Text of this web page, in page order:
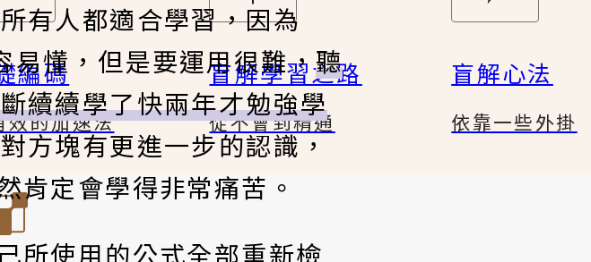
編碼
效的加速法
盲解學習之路
從不會到精通
盲解心法
依靠一些外掛
有人都適合學習，因為
懂，但是要運用很難，聽
續續學了快兩年才勉強學
方塊有更進一步的認識，
定會學得非常痛苦。
所使用的公式全部重新檢